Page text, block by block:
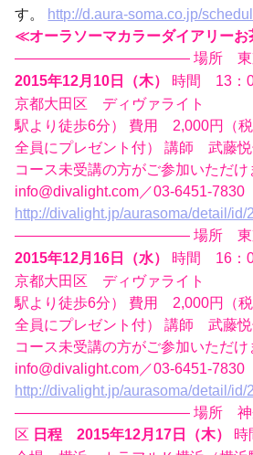
す。 http://d.aura-soma.co.jp/
≪オーラソーマカラーダイアリー
———————————— 場所 東京
2015年12月10日（木）
時間 13：
京都大田区 ディヴァライト （
駅より徒歩6分） 費用 2,000円（
全員にプレゼント付） 講師 武藤
コース未受講の方がご参加いただ
info@divalight.com／03-6451-7830
http://divalight.jp/aurasoma/detail/id/
———————————— 場所 東京
2015年12月16日（水）
時間 16：
京都大田区 ディヴァライト （
駅より徒歩6分） 費用 2,000円（
全員にプレゼント付） 講師 武藤
コース未受講の方がご参加いただ
info@divalight.com／03-6451-7830
http://divalight.jp/aurasoma/detail/id/
———————————— 場所 神奈川
区 日程 2015年12月17日（木）